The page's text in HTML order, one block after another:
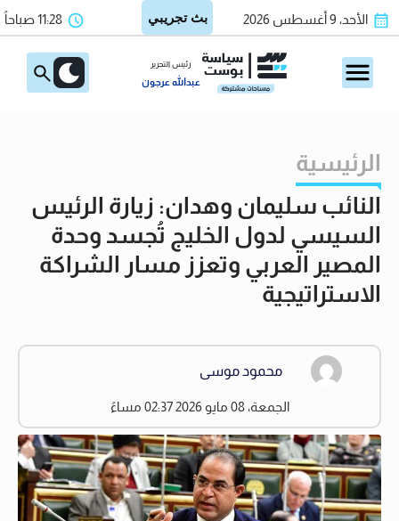
الأحد، 9 أغسطس 2026 11:28 صباحاً
رئيس التحرير
عبدالله عرجون
الرئيسية
النائب سليمان وهدان: زيارة الرئيس
السيسي لدول الخليج تُجسد وحدة
المصير العربي وتعزز مسار الشراكة
الاستراتيجية
محمود موسى
الجمعة، 08 مايو 2026 02:37 مساءً